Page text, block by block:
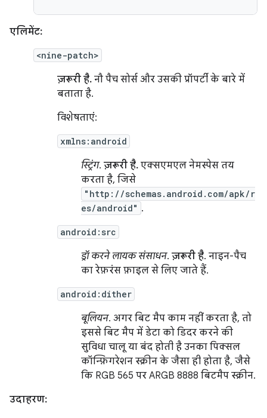
एलिमेंट:
<nine-patch>
ज़रूरी है. नौ पैच सोर्स और उसकी प्रॉपर्टी के बारे में
बताता है.
विशेषताएं:
xmlns:android
स्ट्रिंग. ज़रूरी है. एक्सएमएल नेमस्पेस तय
करता है, जिसे
"http://schemas.android.com/apk/r
es/android" .
android:src
ड्रॉ करने लायक संसाधन. ज़रूरी है. नाइन-पैच
का रेफ़रंस फ़ाइल से लिए जाते हैं.
android:dither
बूलियन. अगर बिट मैप काम नहीं करता है, तो
इससे बिट मैप में डेटा को डिदर करने की
सुविधा चालू या बंद होती है उनका पिक्सल
कॉन्फ़िगरेशन स्क्रीन के जैसा ही होता है, जैसे
कि RGB 565 पर ARGB 8888 बिटमैप स्क्रीन.
उदाहरण: